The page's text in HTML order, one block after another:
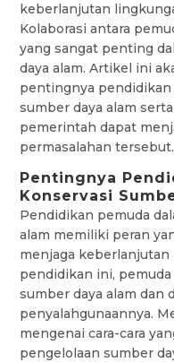
keberlanjutan
Kolaborasi antara
yang sangat penting
daya alam. Artikel ini
pentingnya pendidikan
sumber daya alam
pemerintah dapat
permasalahan tersebut.
Pentingnya
Konservasi
Pendidikan pemuda
alam memiliki peran
menjaga
pendidikan ini,
sumber daya alam dan
penyalahgunaannya.
mengenai cara-cara
pengelolaan sumber